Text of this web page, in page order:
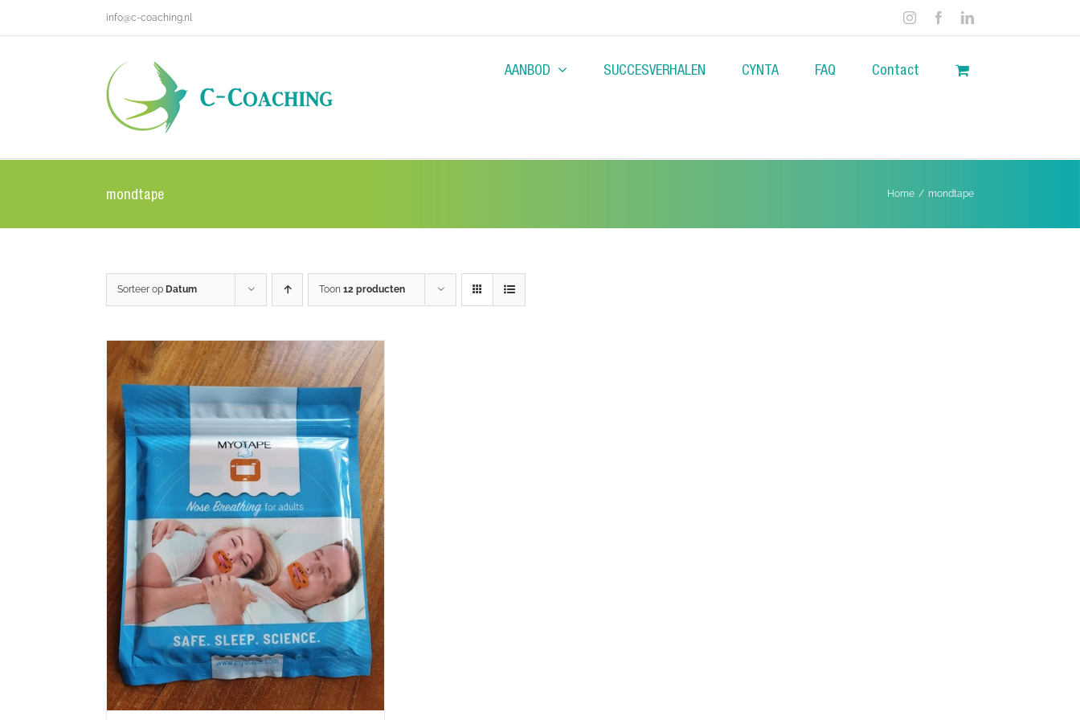
info@c-coaching.nl InstagramFacebookLinkedIn
AANBOD SUCCESVERHALEN CYNTA FAQ Contact
mondtape Home / mondtape
Sorteer op Datum Toon 12 producten